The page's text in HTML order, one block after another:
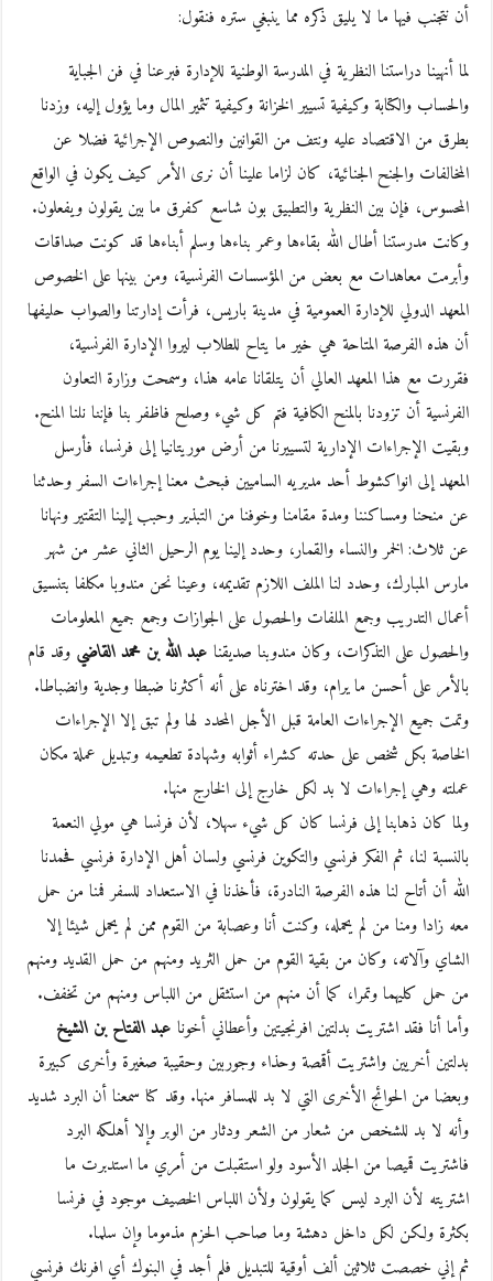
أن نتجنب فيها ما لا يليق ذكره مما ينبغي ستره فنقول:
لما أنهينا دراستنا النظرية في المدرسة الوطنية للإدارة فبرعنا في فن الجباية
والحساب والكتابة وكيفية تسيير الخزانة وكيفية تثمير المال وما يؤول إليه، وزدنا
بطرق من الاقتصاد عليه ونتف من القوانين والنصوص الإجرائية فضلا عن
المخالفات والجنح الجنائية، كان لزاما علينا أن نرى الأمر كيف يكون في الواقع
المحسوس، فإن بين النظرية والتطبيق بون شاسع كفرق ما بين يقولون ويفعلون.
وكانت مدرستنا أطال الله بقاءها وعمر بناءها وسلم أبناءها قد كونت صداقات
وأبرمت معاهدات مع بعض من المؤسسات الفرنسية، ومن بينها على الخصوص
المعهد الدولي للإدارة العمومية في مدينة باريس، فرأت إدارتنا والصواب حليفها
أن هذه الفرصة المتاحة هي خير ما يتاح للطلاب ليروا الإدارة الفرنسية،
فقررت مع هذا المعهد العالي أن يتلقانا عامه هذا، وسمحت وزارة التعاون
الفرنسية أن تزودنا بالمنح الكافية فتم كل شيء وصلح فاظفر بنا فإننا نلنا المنح.
وبقيت الإجراءات الإدارية لتسييرنا من أرض موريتانيا إلى فرنسا، فأرسل
المعهد إلى انواكشوط أحد مديريه الساميين فبحث معنا إجراءات السفر وحدثنا
عن منحنا ومساكننا ومدة مقامنا وخوفنا من التبذير وحبب إلينا التقتير ونهانا
عن ثلاث: الخمر والنساء والقمار، وحدد إلينا يوم الرحيل الثاني عشر من شهر
مارس المبارك، وحدد لنا الملف اللازم تقديمه، وعينا نحن مندوبا مكلفا بتنسيق
أعمال التدريب وجمع الملفات والحصول على الجوازات وجمع جميع المعلومات
والحصول على التذكرات، وكان مندوبنا صديقنا عبد الله بن محمد القاضيوقد قام
بالأمر على أحسن ما يرام، وقد اخترناه على أنه أكثرنا ضبطا وجدية وانضباطا.
وتمت جميع الإجراءات العامة قبل الأجل المحدد لها ولم تبق إلا الإجراءات
الخاصة بكل شخص على حدته كشراء أثوابه وشهادة تطعيمه وتبديل عملة مكان
عملته وهي إجراءات لا بد لكل خارج إلى الخارج منها.
ولما كان ذهابنا إلى فرنسا كان كل شيء سهلا، لأن فرنسا هي مولي النعمة
بالنسبة لنا، ثم الفكر فرنسي والتكوين فرنسي ولسان أهل الإدارة فرنسي فحمدنا
الله أن أتاح لنا هذه الفرصة النادرة، فأخذنا في الاستعداد للسفر فمنا من حمل
معه زادا ومنا من لم يحمله، وكنت أنا وعصابة من القوم ممن لم يحمل شيئا إلا
الشاي وآلاته، وكان من بقية القوم من حمل الثريد ومنهم من حمل القديد ومنهم
من حمل كليهما وتمرا، كما أن منهم من استثقل من اللباس ومنهم من تخفف.
وأما أنا فقد اشتريت بدلتين افرنجيتين وأعطاني أخونا عبد الفتاح بن الشيخ
بدلتين أخريين واشتريت أقمصة وحذاء وجوربين وحقيبة صغيرة وأخرى كبيرة
وبعضا من الحوائج الأخرى التي لا بد للمسافر منها. وقد كنا سمعنا أن البرد شديد
وأنه لا بد للشخص من شعار من الشعر ودثار من الوبر وإلا أهلكه البرد
فاشتريت قميصا من الجلد الأسود ولو استقبلت من أمري ما استدبرت ما
اشتريته لأن البرد ليس كما يقولون ولأن اللباس الخصيف موجود في فرنسا
بكثرة ولكن لكل داخل دهشة وما صاحب الحزم مذموما وإن سلما.
ثم إني خصصت ثلاثين ألف أوقية للتبديل فلم أجد في البنوك أي افرنك فرنسي